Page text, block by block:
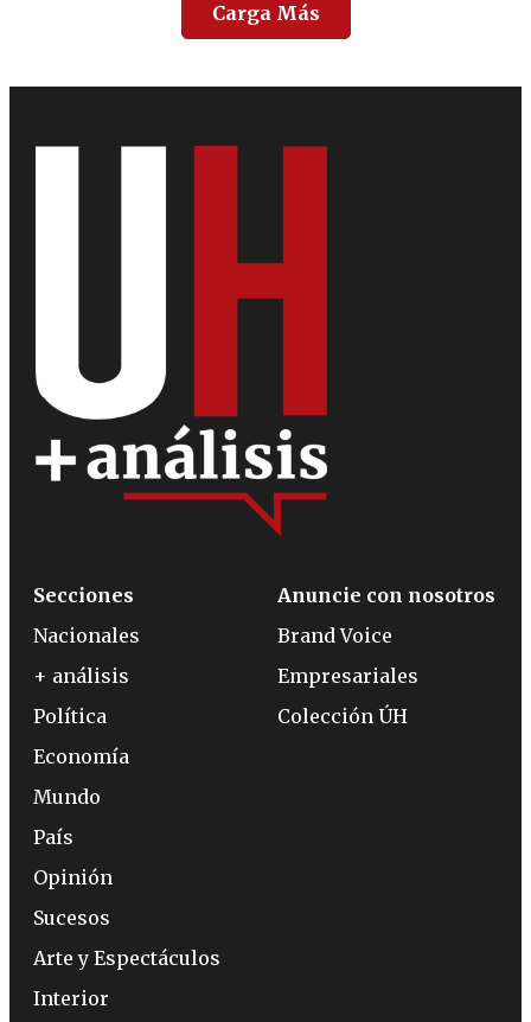
Carga Más
Secciones
Nacionales
+ análisis
Política
Economía
Mundo
País
Opinión
Sucesos
Arte y Espectáculos
Interior
Anuncie con nosotros
Brand Voice
Empresariales
Colección ÚH